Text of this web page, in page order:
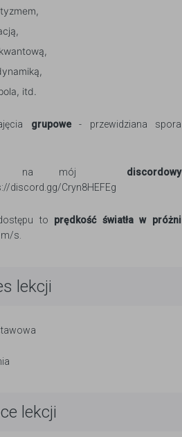
itd.
grupowe- przewidziana spora
na mój discordowy
discord.gg/Cryn8HEFEg
to prędkość światła w próżni
s.
lekcji
lekcji